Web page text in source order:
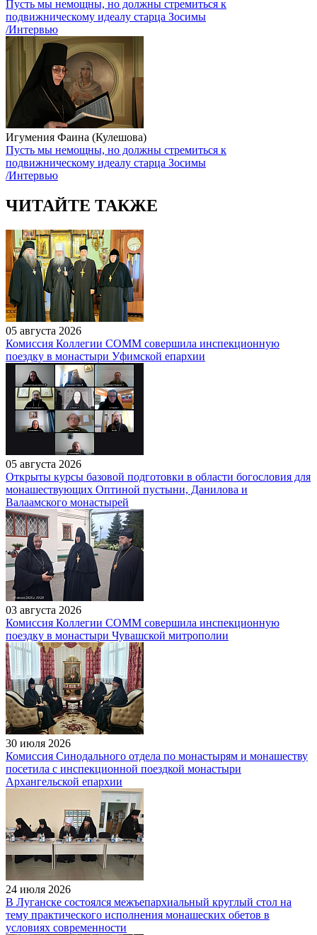
Пусть мы немощны, но должны стремиться к
подвижническому идеалу старца Зосимы
/Интервью
Игумения Фаина (Кулешова)
Пусть мы немощны, но должны стремиться к
подвижническому идеалу старца Зосимы
/Интервью
ЧИТАЙТЕ ТАКЖЕ
05 августа 2026
Комиссия Коллегии СОММ совершила инспекционную
поездку в монастыри Уфимской епархии
05 августа 2026
Открыты курсы базовой подготовки в области богословия для
монашествующих Оптиной пустыни, Данилова и
Валаамского монастырей
03 августа 2026
Комиссия Коллегии СОММ совершила инспекционную
поездку в монастыри Чувашской митрополии
30 июля 2026
Комиссия Синодального отдела по монастырям и монашеству
посетила с инспекционной поездкой монастыри
Архангельской епархии
24 июля 2026
В Луганске состоялся межъепархиальный круглый стол на
тему практического исполнения монашеских обетов в
условиях современности